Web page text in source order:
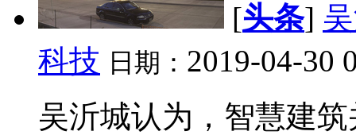
[头条]
科技 日期： 2019-04-30
吴沂城认为，智慧建